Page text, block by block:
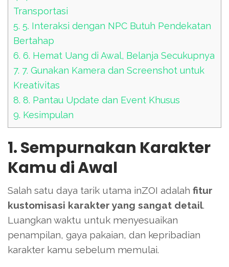
Transportasi
5. 5. Interaksi dengan NPC Butuh Pendekatan
Bertahap
6. 6. Hemat Uang di Awal, Belanja Secukupnya
7. 7. Gunakan Kamera dan Screenshot untuk
Kreativitas
8. 8. Pantau Update dan Event Khusus
9. Kesimpulan
1. Sempurnakan Karakter
Kamu di Awal
Salah satu daya tarik utama inZOI adalah fitur
kustomisasi karakter yang sangat detail.
Luangkan waktu untuk menyesuaikan
penampilan, gaya pakaian, dan kepribadian
karakter kamu sebelum memulai.